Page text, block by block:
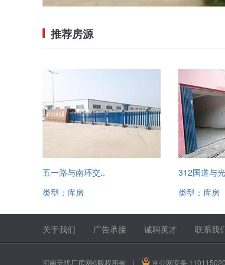
推荐房源
五一路与南环交..
类型：库房
13520221780
312国道与
类型：库房
关于我们
广告承接 诚聘英才 联系我
河南无忧厂房网©版权所有 | 京公网安备